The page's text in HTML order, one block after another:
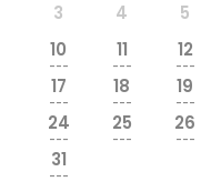
3
4 5
10
---
11
---
12
---
17
---
18
---
19
---
24
---
25
---
26
---
31
---